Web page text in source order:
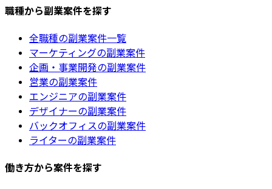
職種から副業案件を探す
全職種の副業案件一覧
マーケティングの副業案件
企画・事業開発の副業案件
営業の副業案件
エンジニアの副業案件
デザイナーの副業案件
バックオフィスの副業案件
ライターの副業案件
働き方から案件を探す